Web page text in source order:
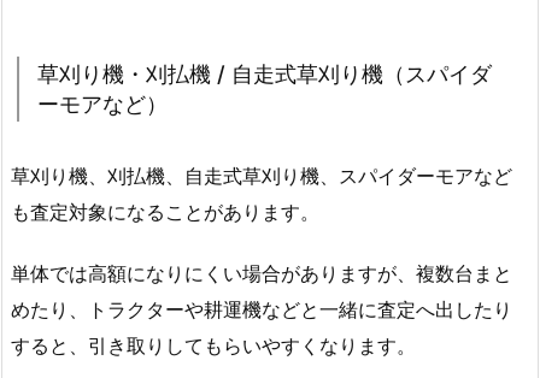
草刈り機・刈払機 / 自走式草刈り機（スパイダ
ーモアなど）
草刈り機、刈払機、自走式草刈り機、スパイダーモアなど
も査定対象になることがあります。
単体では高額になりにくい場合がありますが、複数台まと
めたり、トラクターや耕運機などと一緒に査定へ出したり
すると、引き取りしてもらいやすくなります。